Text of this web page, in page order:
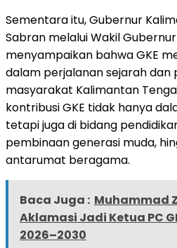
Sementara itu, Gubernur
Sabran melalui Wakil
menyampaikan bahwa GKE
dalam perjalanan sejarah dan
masyarakat Kalimantan
kontribusi GKE tidak hanya
tetapi juga di bidang
pembinaan generasi muda,
antarumat beragama.
Baca Juga : Muhammad
Aklamasi Jadi Ketua PC
2026–2030